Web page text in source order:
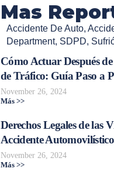
Mas
Accidente De Auto,
Department, SDPD,
Cómo Actuar Después
de Tráfico: Guía Paso a
November 26, 2024
Más >>
Derechos Legales de las
Accidente
November 26, 2024
Más >>